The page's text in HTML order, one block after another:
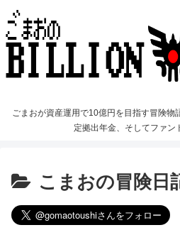
ごまおが資産運用で10億円を目指す冒険物
定拠出年金、そしてファン
こまおの冒険日